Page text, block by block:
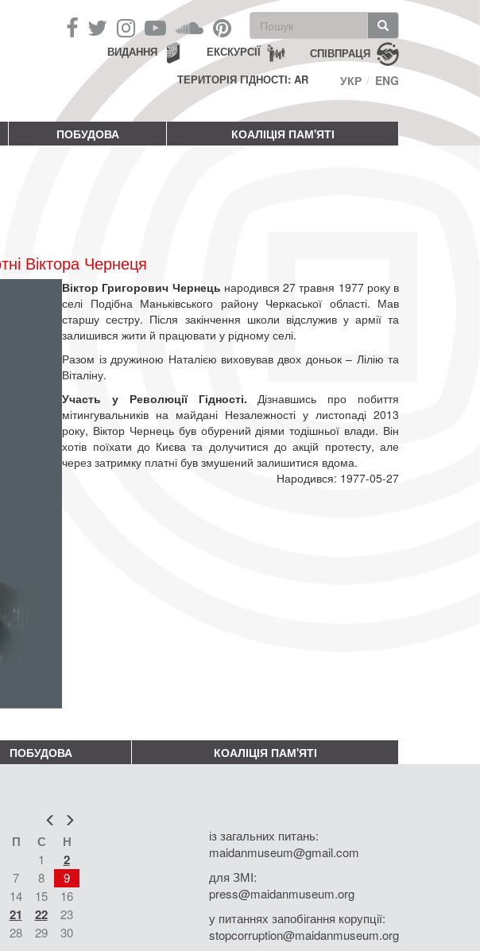
Пошукова
форма
Пошук СПІВПРАЦЯ
ЕКСКУРСІЇ
ВИДАННЯ
ТЕРИТОРІЯ ГІДНОСТІ: AR
УКР ENG
ПОБУДОВА КОАЛІЦІЯ ПАМ'ЯТІ
Віктора Чернеця
Віктор Григорович Чернець народився 27 травня 1977 року в
селі Подібна Маньківського району Черкаської області. Мав
старшу сестру. Після закінчення школи відслужив у армії та
залишився жити й працювати у рідному селі.
Разом із дружиною Наталією виховував двох доньок – Лілію та
Віталіну.
Участь у Революції Гідності. Дізнавшись про побиття
мітингувальників на майдані Незалежності у листопаді 2013
року, Віктор Чернець був обурений діями тодішньої влади. Він
хотів поїхати до Києва та долучитися до акцій протесту, але
через затримку платні був змушений залишитися вдома.
Народився: 1977-05-27
ПОБУДОВА КОАЛІЦІЯ ПАМ'ЯТІ
Попер
П С Н
1 2
7 8
9
14 15
16
21 22
23
28 29
30
із загальних питань:
maidanmuseum@gmail.com
для ЗМІ:
press@maidanmuseum.org
у питаннях запобігання корупції:
stopcorruption@maidanmuseum.org